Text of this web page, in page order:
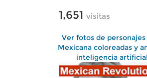
1,651 visitas
Ver fotos de
Mexicana coloreadas y
inteligencia